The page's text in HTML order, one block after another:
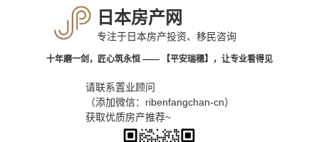
日本房产网
专注于日本房产投资、移民咨询
十年磨一剑，匠心筑永恒 —— 【平安瑞穗】，让专业看得见
请联系置业顾问
（添加微信：ribenfangchan-cn）
获取优质房产推荐~